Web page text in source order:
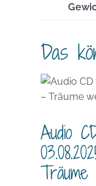
Das
Audio